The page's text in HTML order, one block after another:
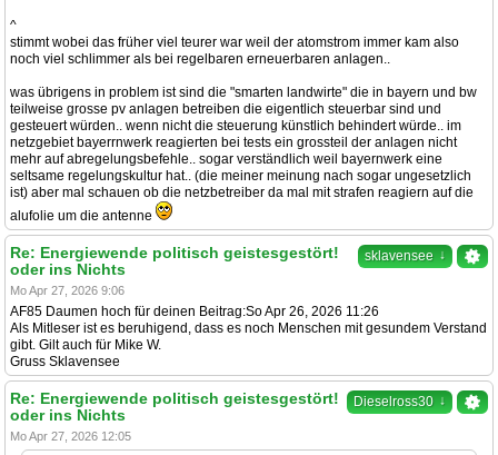
^
stimmt wobei das früher viel teurer war weil der atomstrom immer kam also
noch viel schlimmer als bei regelbaren erneuerbaren anlagen..
was übrigens in problem ist sind die "smarten landwirte" die in bayern und bw
teilweise grosse pv anlagen betreiben die eigentlich steuerbar sind und
gesteuert würden.. wenn nicht die steuerung künstlich behindert würde.. im
netzgebiet bayerrnwerk reagierten bei tests ein grossteil der anlagen nicht
mehr auf abregelungsbefehle.. sogar verständlich weil bayernwerk eine
seltsame regelungskultur hat.. (die meiner meinung nach sogar ungesetzlich
ist) aber mal schauen ob die netzbetreiber da mal mit strafen reagiern auf die
alufolie um die antenne
sklavensee ↓
Re: Energiewende politisch geistesgestört!
oder ins Nichts
Mo Apr 27, 2026 9:06
AF85 Daumen hoch für deinen Beitrag:So Apr 26, 2026 11:26
Als Mitleser ist es beruhigend, dass es noch Menschen mit gesundem Verstand
gibt. Gilt auch für Mike W.
Gruss Sklavensee
Dieselross30 ↓
Re: Energiewende politisch geistesgestört!
oder ins Nichts
Mo Apr 27, 2026 12:05